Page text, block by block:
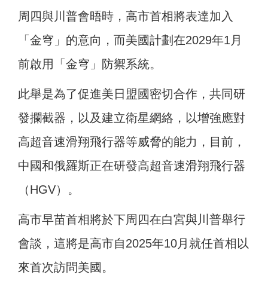
周四與川普會晤時，高市首相將表達加入
「金穹」的意向，而美國計劃在2029年1月
前啟用「金穹」防禦系統。
此舉是為了促進美日盟國密切合作，共同研
發攔截器，以及建立衛星網絡，以增強應對
高超音速滑翔飛行器等威脅的能力，目前，
中國和俄羅斯正在研發高超音速滑翔飛行器
（HGV）。
高市早苗首相將於下周四在白宮與川普舉行
會談，這將是高市自2025年10月就任首相以
來首次訪問美國。